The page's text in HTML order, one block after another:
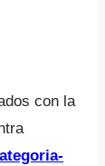
con la